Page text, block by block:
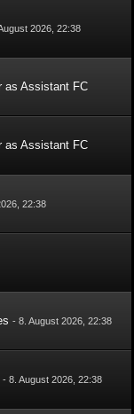
2026, 22:38
as Assistant FC
as Assistant FC
22:38
-8. August 2026, 22:38
-8. August 2026, 22:38